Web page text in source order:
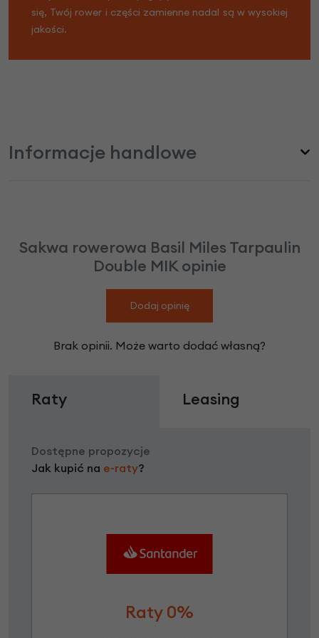
się, Twój rower i części zamienne nadal są w wysokiej
jakości.
Informacje handlowe
Sakwa rowerowa Basil Miles Tarpaulin
Double MIK opinie
Dodaj opinię
Brak opinii. Może warto dodać własną?
Raty Leasing
Dostępne propozycje
Jak kupić na e-raty?
Raty 0%